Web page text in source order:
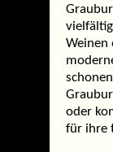
Weinen
oder
für ihre